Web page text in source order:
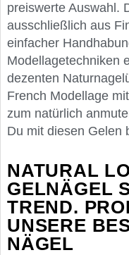
preiswerte Auswahl.
ausschließlich aus
einfacher
Modellagetechniken
dezenten
French Modellage
zum natürlich
Du mit diesen Gelen
NATURAL
GELNÄGEL
TREND.
UNSERE
NÄGEL